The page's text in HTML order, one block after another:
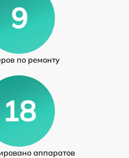
9
по ремонту
18
аппаратов